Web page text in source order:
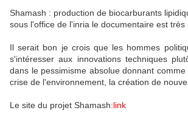
Shamash : production de biocarburants
sous l'office de l'inria le documentaire est très
Il serait bon je crois que les hommes
s'intéresser aux innovations techniques
dans le pessimisme absolue donnant
crise de l'environnement, la création de
Le site du projet Shamash:link